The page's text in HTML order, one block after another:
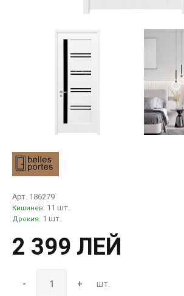
Арт. 186279
Кишинев: 11 шт.
Дрокия: 1 шт.
2 399 ЛЕЙ
- + шт.